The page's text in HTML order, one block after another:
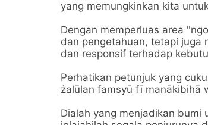
yang memungkinkan kita
Dengan memperluas area
dan pengetahuan, tetapi juga
dan responsif terhadap
Perhatikan petunjuk yang
żalūlan famsyū fī manākibihā
Dialah yang menjadikan bumi